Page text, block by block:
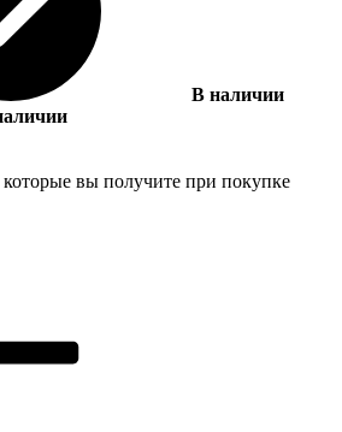
В наличии
вы получите при покупке